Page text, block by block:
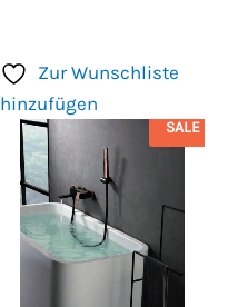
Zur Wunschliste
hinzufügen
SALE